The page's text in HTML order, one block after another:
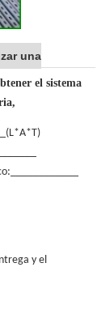
una
el sistema
y el